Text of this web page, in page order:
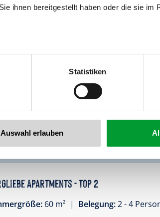
ihnen bereitgestellt haben oder die sie im
Statistiken
Auswahl erlauben
Eigenes Abteil im Skikeller mit
Bei Anreise sind 200EUR
nach Check out, sofern keine
überwiesen.
Apartments - Top 2
60 m² | Belegung:2 - 4